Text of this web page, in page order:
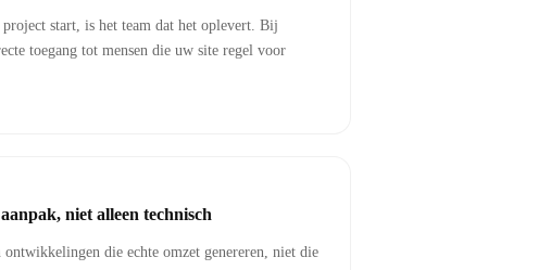
start, is het team dat het oplevert. Bij
toegang tot mensen die uw site regel voor
niet alleen technisch
die echte omzet genereren, niet die